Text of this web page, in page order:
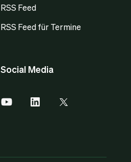
RSS Feed
RSS Feed für Termine
Social Media